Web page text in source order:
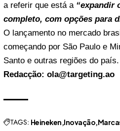
a referir que está a “expandir
completo, com opções para
O lançamento no mercado
começando por São Paulo e
Santo e outras regiões do país.
Redacção: ola@targeting.ao
TAGS: Heineken Inovação